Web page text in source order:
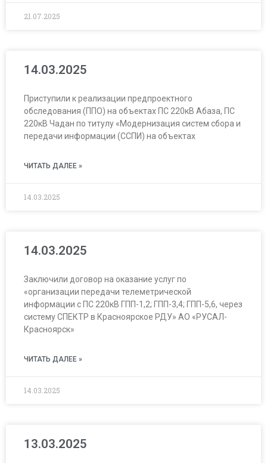
21.07.2025
14.03.2025
Приступили к реализации предпроектного
обследования (ППО) на объектах ПС 220кВ Абаза, ПС
220кВ Чадан по титулу «Модернизация систем сбора и
передачи информации (ССПИ) на объектах
ЧИТАТЬ ДАЛЕЕ »
14.03.2025
14.03.2025
Заключили договор на оказание услуг по
«организации передачи телеметрической
информации с ПС 220кВ ГПП-1,2; ГПП-3,4; ГПП-5,6, через
систему СПЕКТР в Красноярское РДУ» АО «РУСАЛ-
Красноярск»
ЧИТАТЬ ДАЛЕЕ »
14.03.2025
13.03.2025